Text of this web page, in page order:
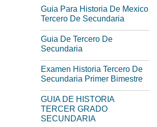
Guia Para Historia De Mexico
Tercero De Secundaria
Guia De Tercero De
Secundaria
Examen Historia Tercero De
Secundaria Primer Bimestre
GUIA DE HISTORIA
TERCER GRADO
SECUNDARIA